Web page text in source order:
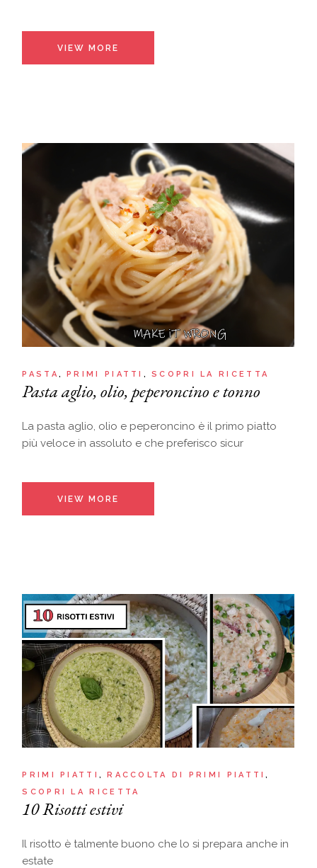
VIEW MORE
PASTA PRIMI PIATTI SCOPRI LA RICETTA
Pasta aglio, olio, peperoncino e tonno
La pasta aglio, olio e peperoncino è il primo piatto
più veloce in assoluto e che preferisco sicur
VIEW MORE
PRIMI PIATTI
RACCOLTA DI PRIMI PIATTI
SCOPRI LA RICETTA
10 Risotti estivi
Il risotto è talmente buono che lo si prepara anche in
estate